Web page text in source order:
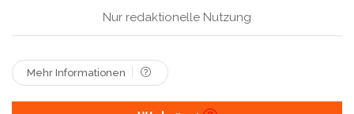
Karneval Parade Gespenst
Gerangel Narbe
Dotonbori
Nur redaktionelle Nutzung
Mehr Informationen